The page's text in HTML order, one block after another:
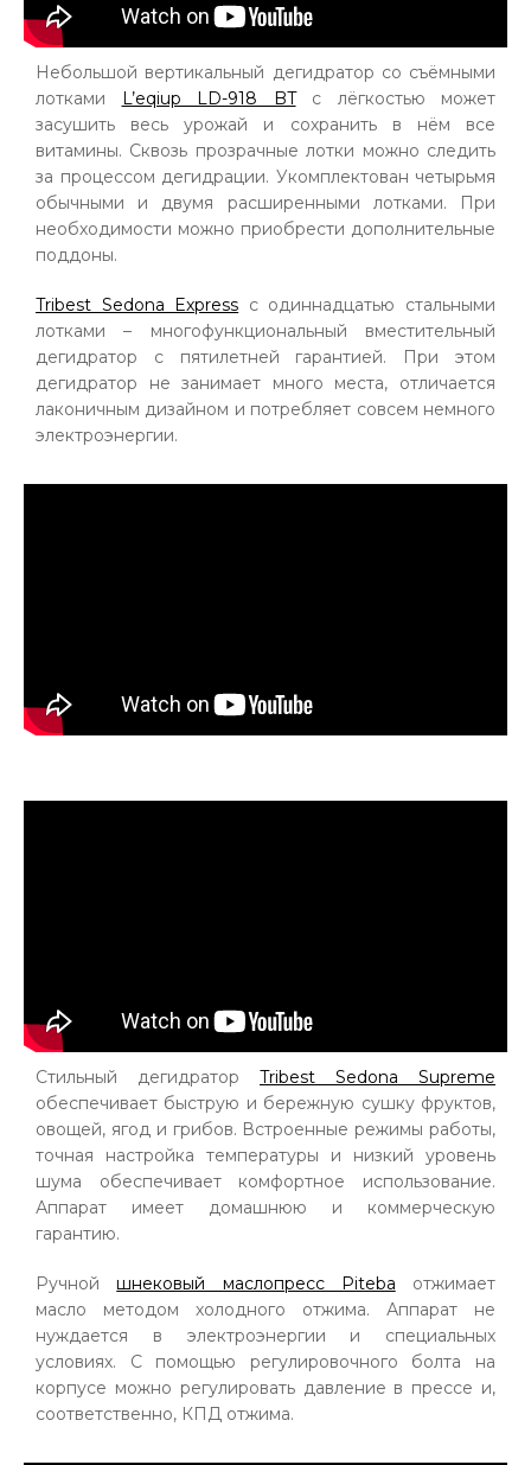
Небольшой вертикальный дегидратор со съёмными
лотками L’eqiup LD-918 BTс лёгкостью может
засушить весь урожай и сохранить в нём все
витамины. Сквозь прозрачные лотки можно следить
за процессом дегидрации. Укомплектован четырьмя
обычными и двумя расширенными лотками. При
необходимости можно приобрести дополнительные
поддоны.
Tribest Sedona Express с одиннадцатью стальными
лотками – многофункциональный вместительный
дегидратор с пятилетней гарантией. При этом
дегидратор не занимает много места, отличается
лаконичным дизайном и потребляет совсем немного
электроэнергии.
Стильный дегидратор Tribest Sedona Supreme
обеспечивает быструю и бережную сушку фруктов,
овощей, ягод и грибов. Встроенные режимы работы,
точная настройка температуры и низкий уровень
шума обеспечивает комфортное использование.
Аппарат имеет домашнюю и коммерческую
гарантию.
Ручнойшнековый маслопресс Piteba отжимает
масло методом холодного отжима. Аппарат не
нуждается в электроэнергии и специальных
условиях. С помощью регулировочного болта на
корпусе можно регулировать давление в прессе и,
соответственно, КПД отжима.